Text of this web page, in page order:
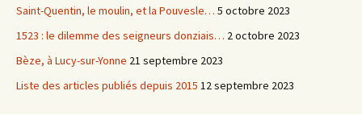
Saint-Quentin, le moulin, et la Pouvesle… 5 octobre 2023
1523 : le dilemme des seigneurs donziais… 2 octobre 2023
Bèze, à Lucy-sur-Yonne 21 septembre 2023
Liste des articles publiés depuis 2015 12 septembre 2023